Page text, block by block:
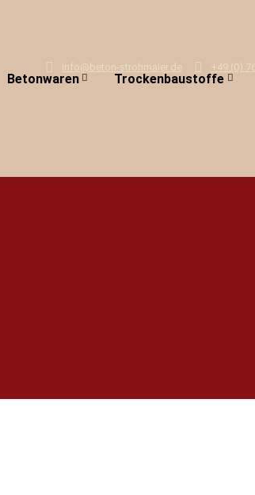
+49 (0)
info@beton-strohmaier.de
Betonwaren Trockenbaustoffe